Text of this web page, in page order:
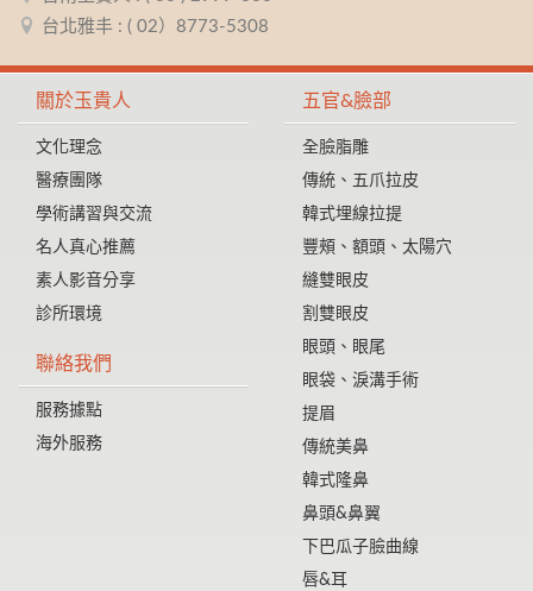
台北雅丰 : ( 02）8773-5308
關於玉貴人
文化理念
醫療團隊
學術講習與交流
名人真心推薦
素人影音分享
診所環境
聯絡我們
服務據點
海外服務
五官&臉部
全臉脂雕
傳統、五爪拉皮
韓式埋線拉提
豐頰、額頭、太陽穴
縫雙眼皮
割雙眼皮
眼頭、眼尾
眼袋、淚溝手術
提眉
傳統美鼻
韓式隆鼻
鼻頭&鼻翼
下巴瓜子臉曲線
唇&耳